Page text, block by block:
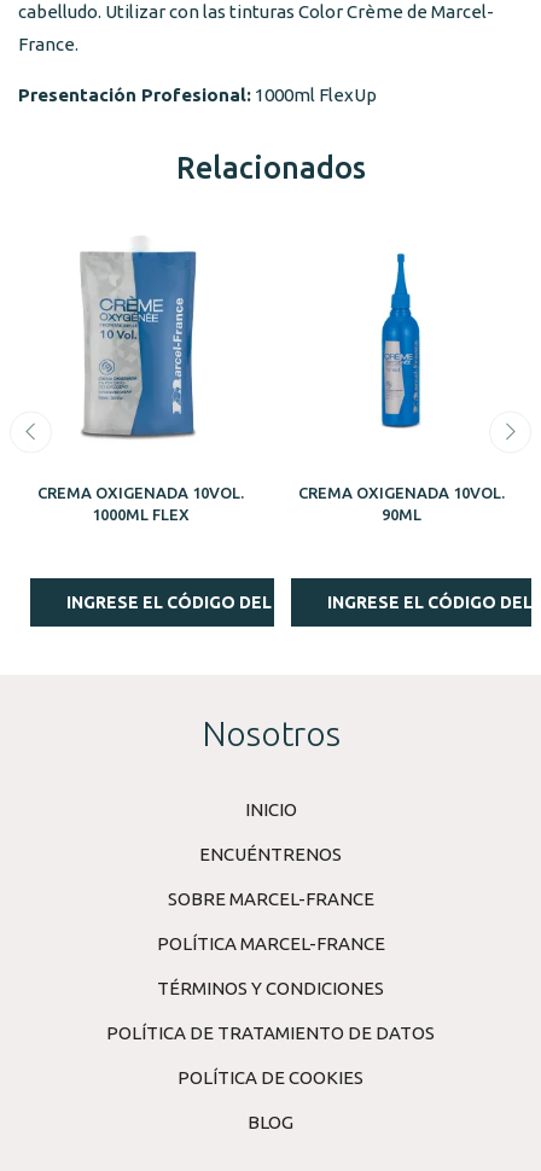
cabelludo. Utilizar con las tinturas Color Crème de Marcel-
France.
Presentación Profesional: 1000ml FlexUp
Relacionados
CREMA OXIGENADA 10VOL.
1000ML FLEX
INGRESE EL CÓDIGO DEL ESTILISTA
CREMA OXIGENADA 10VOL.
90ML
INGRESE EL CÓDIGO DEL
Nosotros
INICIO
ENCUÉNTRENOS
SOBRE MARCEL-FRANCE
POLÍTICA MARCEL-FRANCE
TÉRMINOS Y CONDICIONES
POLÍTICA DE TRATAMIENTO DE DATOS
POLÍTICA DE COOKIES
BLOG